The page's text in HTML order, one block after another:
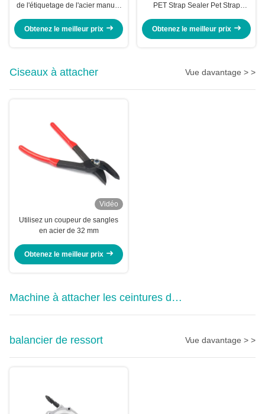
de l'étiquetage de l'acier manuel
Crimper Outil
Obtenez le meilleur prix
PET Strap Sealer Pet Strap
pinces
Obtenez le meilleur prix
Ciseaux à attacher Vue davantage > >
Vidéo
Utilisez un coupeur de sangles
en acier de 32 mm
Obtenez le meilleur prix
Machine à attacher les ceintures de
table
balancier de ressort
Vue davantage > >